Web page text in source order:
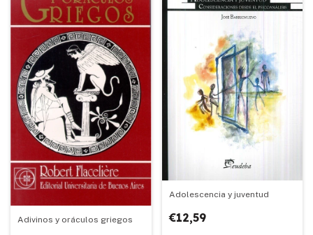
Adivinos y oráculos griegos
Adolescencia y juventud
€12,59